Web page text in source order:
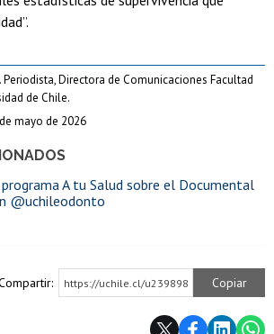
A tu Salud sobre el Documental
@uchileodonto
Directora de Comunicaciones Facultad
de Chile.
mayo de 2026
https://uchile.cl/u239898 Copiar